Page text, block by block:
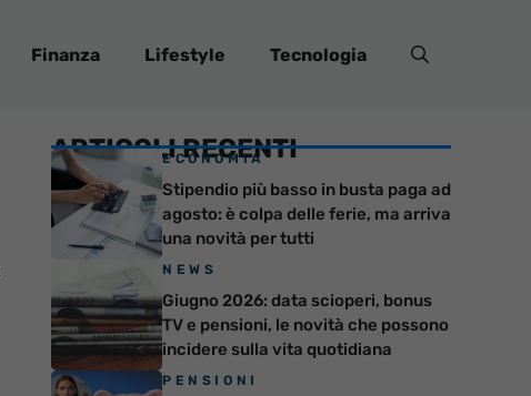
Finanza Lifestyle Tecnologia
ARTICOLI RECENTI
ECONOMIA
Stipendio più basso in busta paga ad
agosto: è colpa delle ferie, ma arriva
una novità per tutti
NEWS
Giugno 2026: data scioperi, bonus
TV e pensioni, le novità che possono
incidere sulla vita quotidiana
PENSIONI